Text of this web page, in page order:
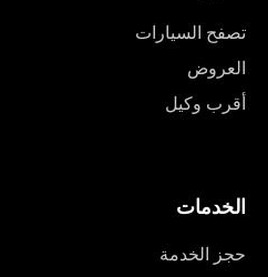
تصفح السيارات
العروض
أقرب وكيل
الخدمات
حجز الخدمة